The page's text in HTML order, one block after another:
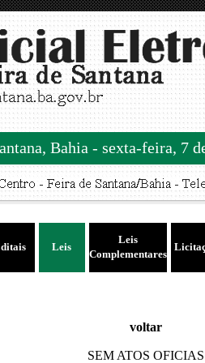
Bahia - sexta-feira, 7
Leis
Leis
Complementares
voltar
SEM ATOS OFICIAS